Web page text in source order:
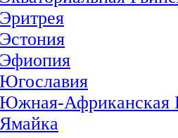
Африканская